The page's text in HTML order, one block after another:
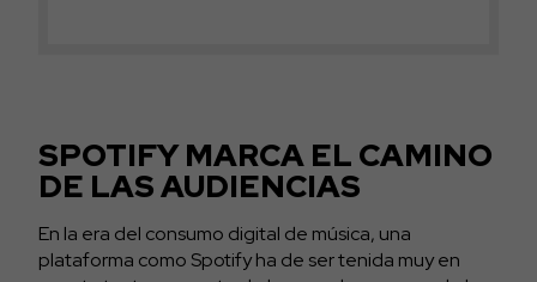
SPOTIFY MARCA EL CAMINO
DE LAS AUDIENCIAS
En la era del consumo digital de música, una
plataforma como Spotify ha de ser tenida muy en